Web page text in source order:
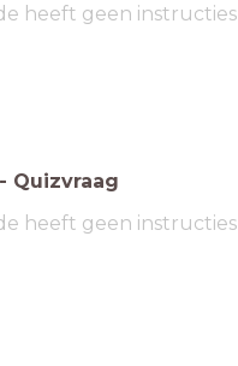
heeft geen instructies
- Quizvraag
heeft geen instructies